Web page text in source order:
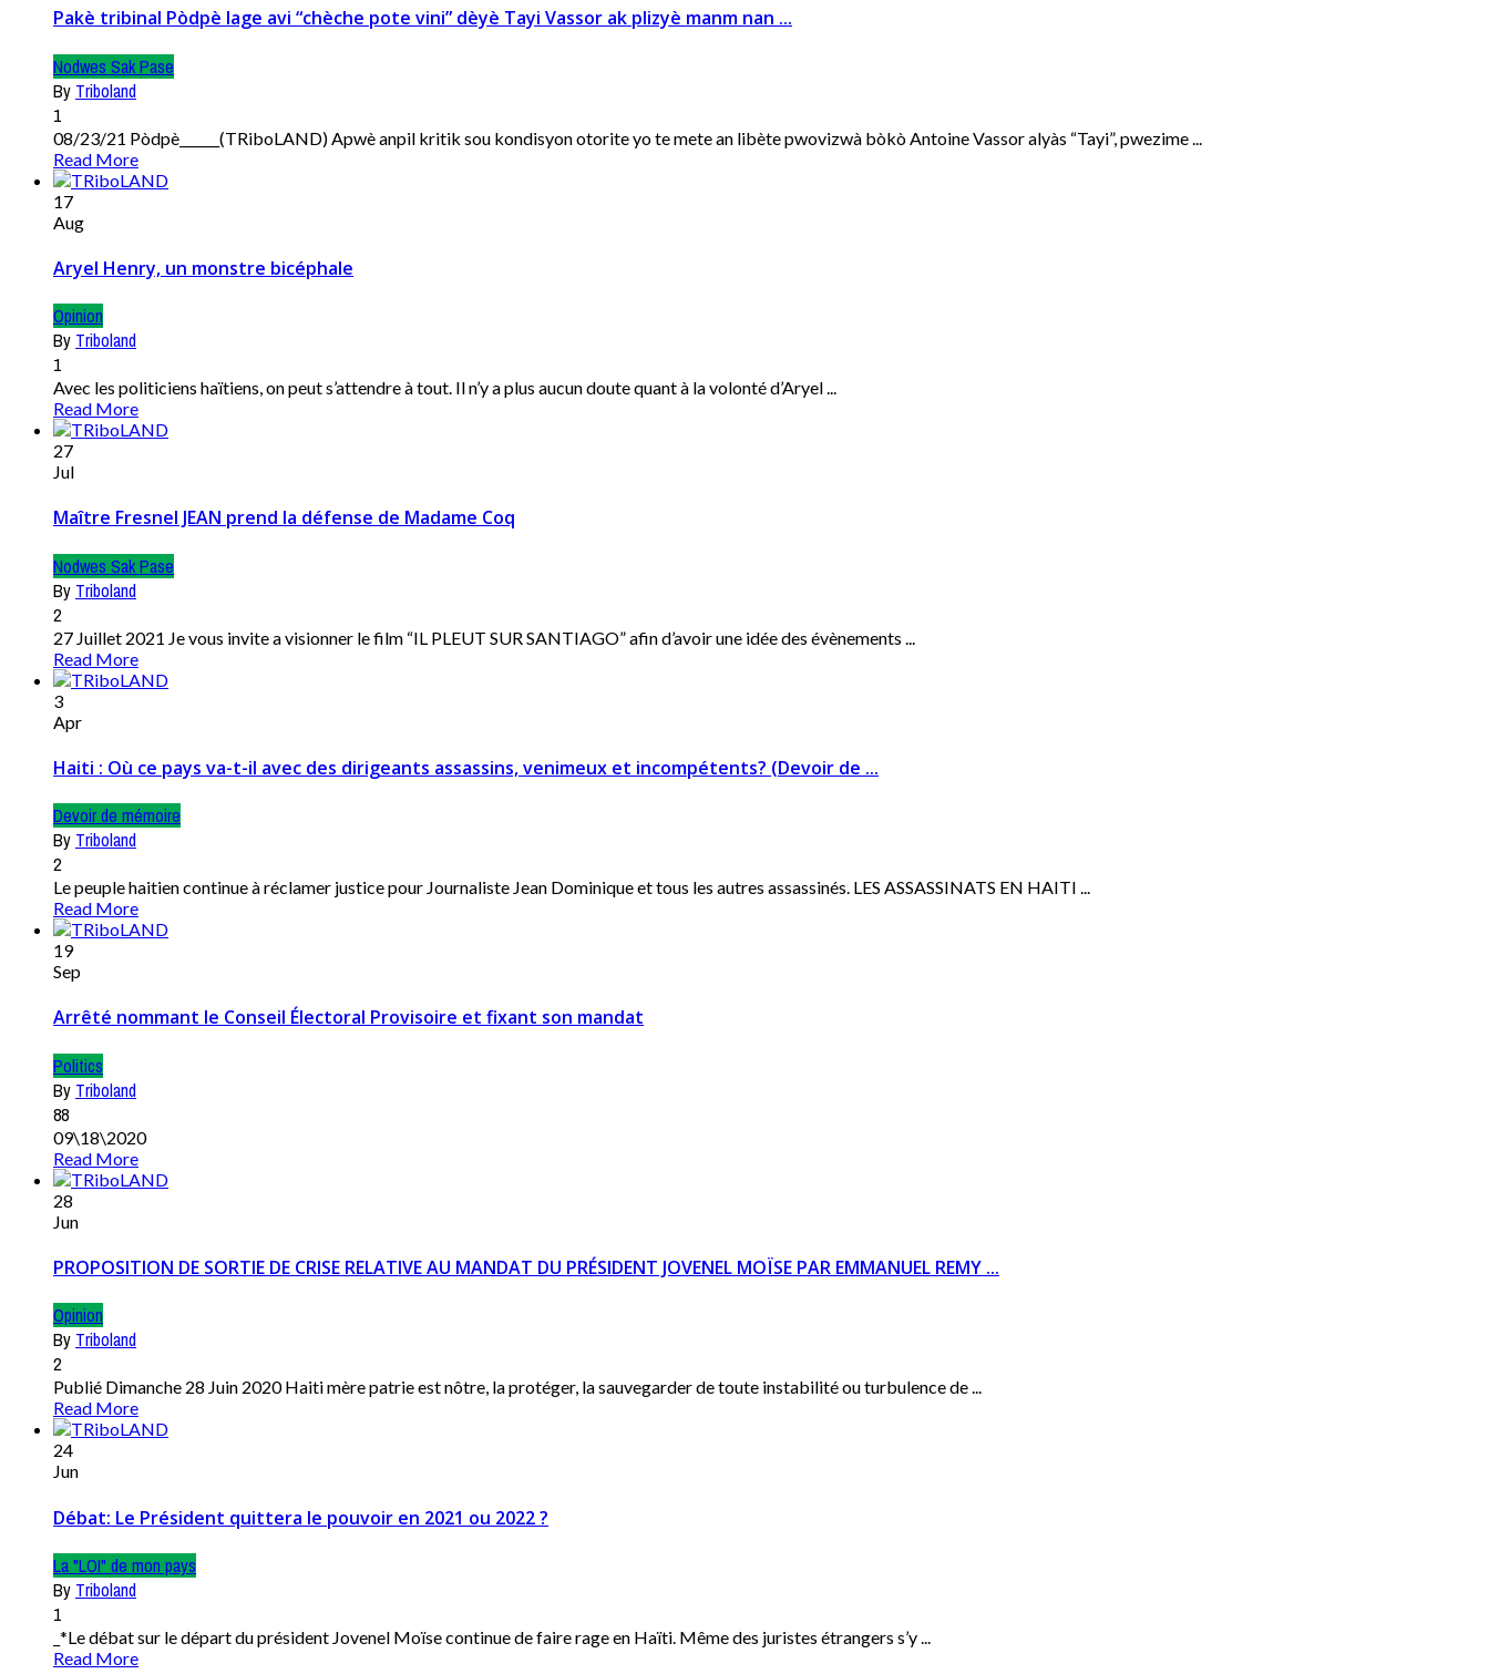
Pakè tribinal Pòdpè lage avi “chèche pote vini” dèyè Tayi Vassor ak plizyè manm nan ...
Nodwes Sak Pase
By Triboland
1
08/23/21 Pòdpè______(TRiboLAND) Apwè anpil kritik sou kondisyon otorite yo te mete an libète pwovizwà bòkò Antoine Vassor alyàs “Tayi”, pwezime ...
Read More
17
Aug
Aryel Henry, un monstre bicéphale
Opinion
By Triboland
1
Avec les politiciens haïtiens, on peut s’attendre à tout. Il n’y a plus aucun doute quant à la volonté d’Aryel ...
Read More
27
Jul
Maître Fresnel JEAN prend la défense de Madame Coq
Nodwes Sak Pase
By Triboland
2
27 Juillet 2021 Je vous invite a visionner le film “IL PLEUT SUR SANTIAGO” afin d’avoir une idée des évènements ...
Read More
3
Apr
Haiti : Où ce pays va-t-il avec des dirigeants assassins, venimeux et incompétents? (Devoir de ...
Devoir de mémoire
By Triboland
2
Le peuple haitien continue à réclamer justice pour Journaliste Jean Dominique et tous les autres assassinés. LES ASSASSINATS EN HAITI ...
Read More
19
Sep
Arrêté nommant le Conseil Électoral Provisoire et fixant son mandat
Politics
By Triboland
88
09\18\2020
Read More
28
Jun
PROPOSITION DE SORTIE DE CRISE RELATIVE AU MANDAT DU PRÉSIDENT JOVENEL MOÏSE PAR EMMANUEL REMY ...
Opinion
By Triboland
2
Publié Dimanche 28 Juin 2020 Haiti mère patrie est nôtre, la protéger, la sauvegarder de toute instabilité ou turbulence de ...
Read More
24
Jun
Débat: Le Président quittera le pouvoir en 2021 ou 2022 ?
La "LOI" de mon pays
By Triboland
1
_*Le débat sur le départ du président Jovenel Moïse continue de faire rage en Haïti. Même des juristes étrangers s’y ...
Read More